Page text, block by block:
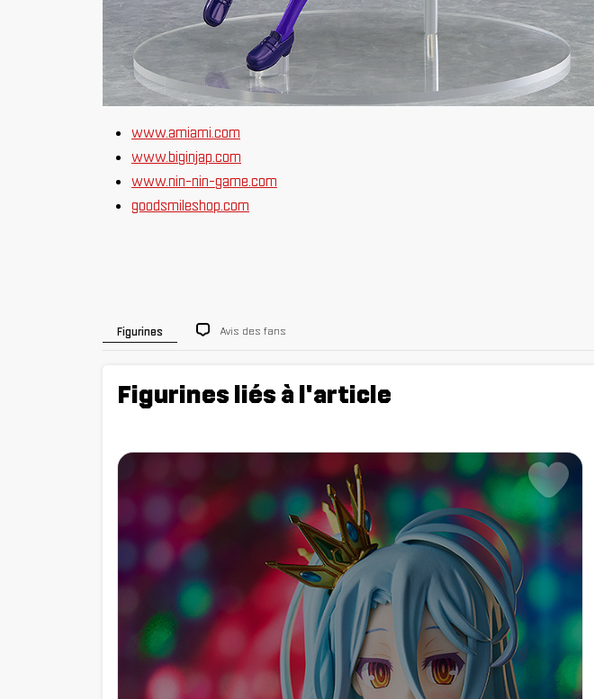
www.amiami.com
www.biginjap.com
www.nin-nin-game.com
goodsmileshop.com
Figurines Avis des fans
Figurines liés à l'article